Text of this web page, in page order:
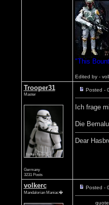
"This
Edited by -
Trooper31
Master
Germany
3231 Posts
Posted -
Ich frage
Die
Dear
volkerc
Mandalorian Maniac�
Posted -